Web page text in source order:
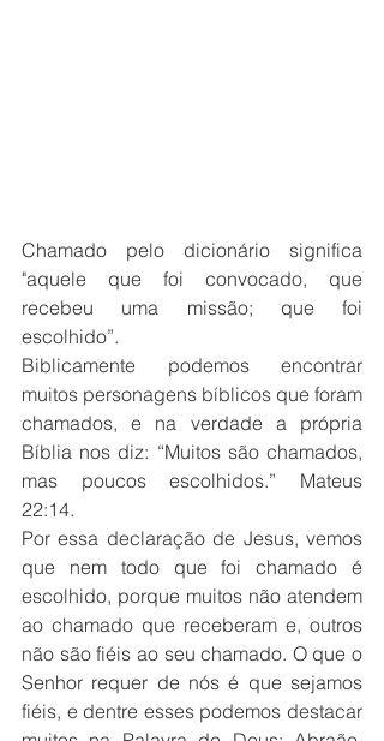
Chamado pelo dicionário significa
"aquele que foi convocado, que
recebeu uma missão; que foi
escolhido”.
Biblicamente podemos encontrar
muitos personagens bíblicos que foram
chamados, e na verdade a própria
Bíblia nos diz: “Muitos são chamados,
mas poucos escolhidos.” Mateus
22:14.
Por essa declaração de Jesus, vemos
que nem todo que foi chamado é
escolhido, porque muitos não atendem
ao chamado que receberam e, outros
não são fiéis ao seu chamado. O que o
Senhor requer de nós é que sejamos
fiéis, e dentre esses podemos destacar